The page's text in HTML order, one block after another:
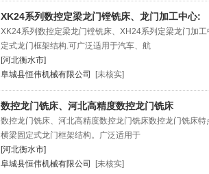
XK24系列数控定梁龙门镗铣床、龙门加工中心:
XK24系列数控定梁龙门镗铣床、XH24系列定梁龙门加
定式龙门框架结构.可广泛适用于汽车、航
[河北衡水市]
阜城县恒伟机械有限公司
[未核实]
数控龙门铣床、河北高精度数控龙门铣床
数控龙门铣床、河北高精度数控龙门铣床数控龙门铣床
横梁固定式龙门框架结构。广泛适用于
[河北衡水市]
阜城县恒伟机械有限公司
[未核实]